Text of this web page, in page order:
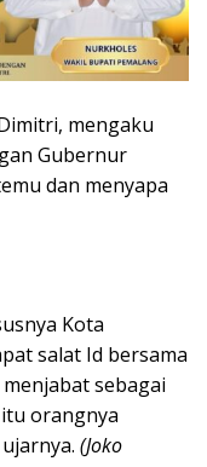
mengaku
Gubernur
dan menyapa
Kota
salat Id bersama
sebagai
orangnya
(Joko